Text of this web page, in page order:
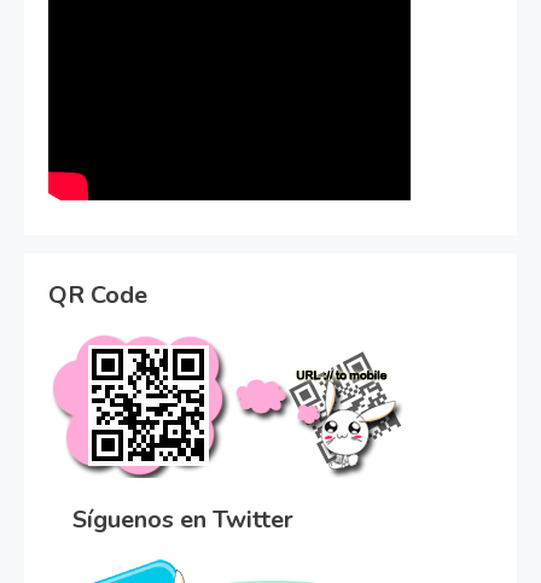
QR Code
Síguenos en Twitter